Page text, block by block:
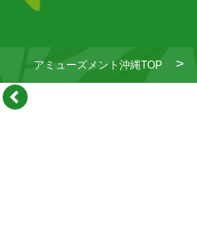
アミューズメント沖縄TOP